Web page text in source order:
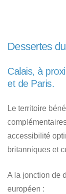
Dessertes
Calais, à
et de Paris.
Le territoire
accessibilité
britanniques et
A la jonction de
européen :